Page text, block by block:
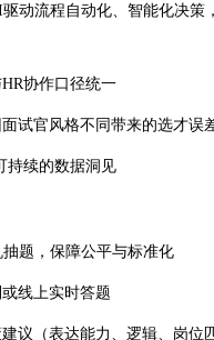
动流程自动化、智能化决策
协作口径统一
试官风格不同带来的选才误
持续的数据洞见
题，保障公平与标准化
线上实时答题
议（表达能力、逻辑、岗位